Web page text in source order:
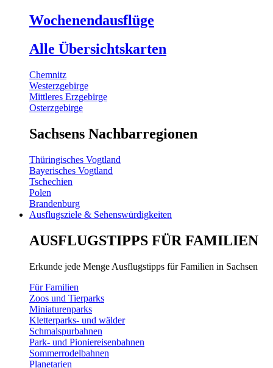
Wochenendausflüge
Alle Übersichtskarten
Chemnitz
Westerzgebirge
Mittleres Erzgebirge
Osterzgebirge
Sachsens Nachbarregionen
Thüringisches Vogtland
Bayerisches Vogtland
Tschechien
Polen
Brandenburg
Ausflugsziele & Sehenswürdigkeiten
AUSFLUGSTIPPS FÜR FAMILIEN
Erkunde jede Menge Ausflugstipps für Familien in Sachsen
Für Familien
Zoos und Tierparks
Miniaturenparks
Kletterparks- und wälder
Schmalspurbahnen
Park- und Pioniereisenbahnen
Sommerrodelbahnen
Planetarien